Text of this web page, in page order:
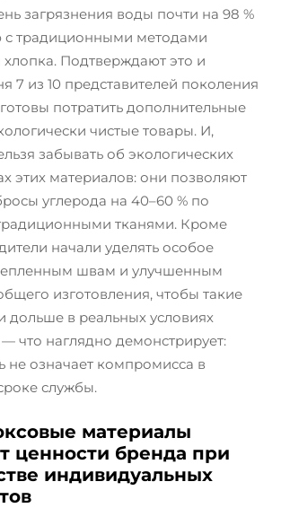
загрязнения воды почти на 98 %
с традиционными методами
Подтверждают это и
7 из 10 представителей поколения
потратить дополнительные
чистые товары. И,
забывать об экологических
этих материалов: они позволяют
углерода на 40–60 % по
тканями. Кроме
начали уделять особое
швам и улучшенным
изготовления, чтобы такие
дольше в реальных условиях
что наглядно демонстрирует:
не означает компромисса в
службы.
материалы
ценности бренда при
индивидуальных